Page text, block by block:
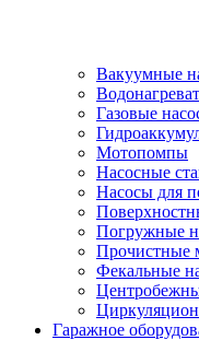
Вакуумные
Газовые
Мотопомпы
Насосные
Насосы для
Погружные
Прочистные
Фекальные
Гаражное